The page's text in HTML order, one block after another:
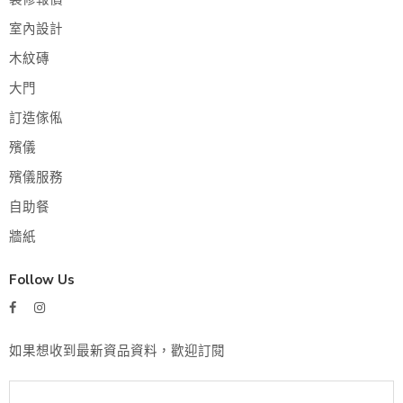
室內設計
木紋磚
大門
訂造傢俬
殯儀
殯儀服務
自助餐
牆紙
Follow Us
如果想收到最新資品資料，歡迎訂閱